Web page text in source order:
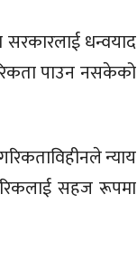
धन्वयाद
पाउन नसकेको
न्याय
सहज रूपमा